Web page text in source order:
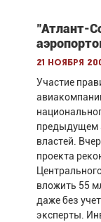
"Атлант-
21 ноября
Участие
предыдущем
властей.
проекта
вложить 55
даже без
эксперты.